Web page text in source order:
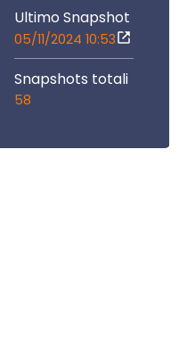
Ultimo Snapshot
05/11/2024 10:53
Snapshots totali
58